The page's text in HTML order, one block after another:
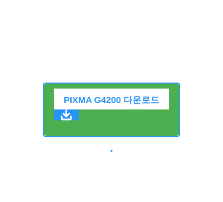
PIXMA G4200 다운로드